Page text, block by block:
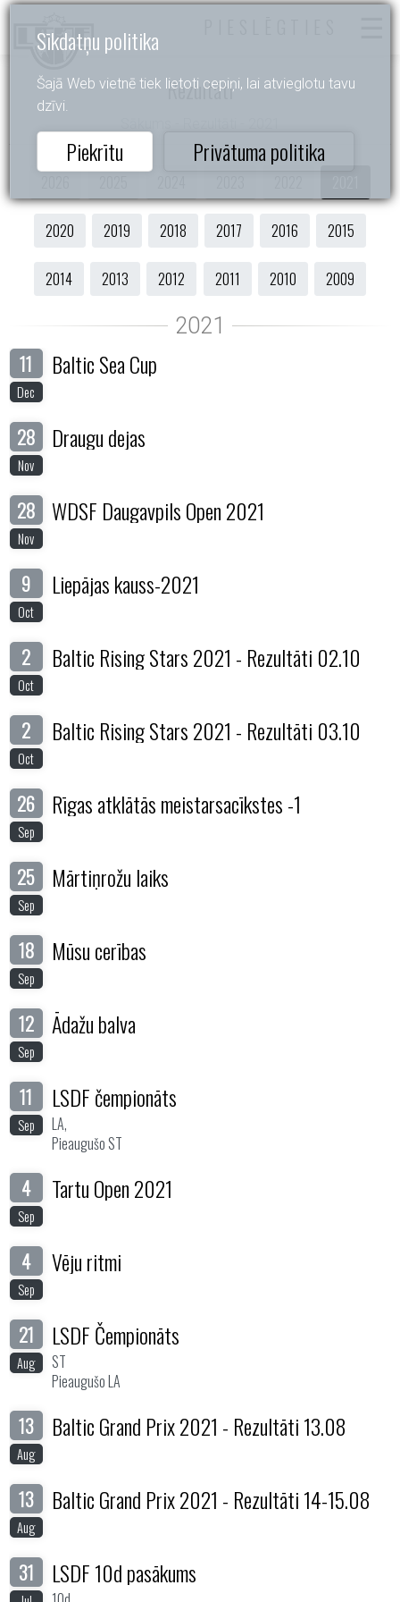
Sīkdatņu politika
Šajā Web vietnē tiek lietoti cepiņi, lai atvieglotu tavu
dzīvi.
Piekrītu Privātuma politika
Rezultāti
2020 2019 2018 2017 2016 2015
2014 2013 2012 2011 2010 2009
11
Dec
Baltic Sea Cup
28
Nov
Draugu dejas
28
Nov
WDSF Daugavpils Open 2021
9
Oct
Liepājas kauss-2021
2
Oct
Baltic Rising Stars 2021 - Rezultāti 02.10
2
Oct
Baltic Rising Stars 2021 - Rezultāti 03.10
26
Sep
Rīgas atklātās meistarsacīkstes -1
25
Sep
Mārtiņrožu laiks
18
Sep
Mūsu cerības
12
Sep
Ādažu balva
11
Sep
LSDF čempionāts
LA,
Pieaugušo ST
4
Sep
Tartu Open 2021
4
Sep
Vēju ritmi
21
Aug
LSDF Čempionāts
ST
Pieaugušo LA
13
Aug
Baltic Grand Prix 2021 - Rezultāti 13.08
13
Aug
Baltic Grand Prix 2021 - Rezultāti 14-15.08
31 LSDF 10d pasākums